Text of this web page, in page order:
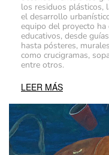
los residuos plásticos,
el desarrollo
equipo del proyecto
educativos, desde
hasta pósteres,
como crucigramas,
entre otros.
LEER MÁS